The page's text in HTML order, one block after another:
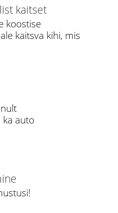
kaitset
koostise
kaitsva kihi, mis
ka auto